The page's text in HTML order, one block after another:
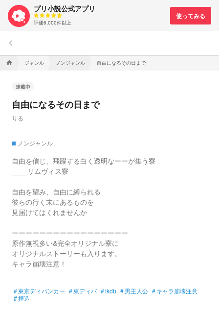
プリ小説公式アプリ
評価6,000件以上
keyboard_arrow_left
home ジャンル ノンジャンル 自由になるその日まで
連載中
自由になるその日まで
りる
ノンジャンル
自由を信じ、飛躍する白く透明なーーが集う寮
____リムヴィス寮
自由を望み、自由に縛られる
彼らの行く末にあるものを
見届けてはくれませんか
ーーーーーーーーーーーーーーーーー
原作無視多い&完全オリジナル寮に
オリジナルストーリーも入ります。
キャラ崩壊注意！
#東京ディバンカー #東ディバ #tkdb #男主人公 #キャラ崩壊注意
#捏造